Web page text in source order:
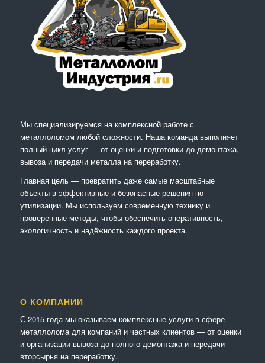
Мы специализируемся на комплексной работе с
металлоломом любой сложности. Наша команда выполняет
полный цикл услуг — от оценки и подготовки до демонтажа,
вывоза и передачи металла на переработку.
Главная цель — превратить даже самые масштабные
объекты в эффективные и безопасные решения по
утилизации. Мы используем современную технику и
проверенные методы, чтобы обеспечить оперативность,
экологичность и надёжность каждого проекта.
О КОМПАНИИ
С 2015 года мы оказываем комплексные услуги в сфере
металлолома для компаний и частных клиентов — от оценки
и организации вывоза до полного демонтажа и передачи
вторсырья на переработку.